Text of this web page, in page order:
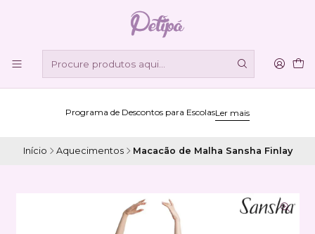
Programa de Descontos para EscolasLer mais
Início Aquecimentos Macacão de Malha Sansha Finlay